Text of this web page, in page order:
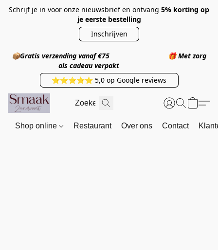
Schrijf je in voor onze nieuwsbrief en ontvang 5% korting op
je eerste bestelling
Inschrijven
📦Gratis verzending vanaf €75 🎁Met zorg
als cadeau verpakt
⭐⭐⭐⭐⭐ 5,0 op Google reviews
Shop online Restaurant Over ons Contact